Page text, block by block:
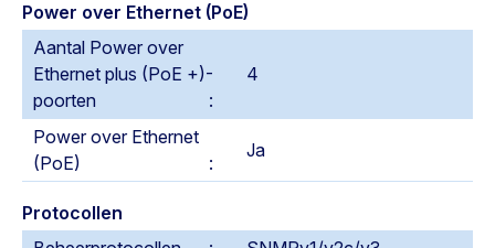
Power over Ethernet (PoE)
Aantal Power over
Ethernet plus (PoE +)-
poorten
4
Power over Ethernet
(PoE)
Ja
Protocollen